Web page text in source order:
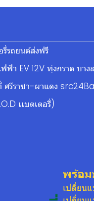
รถยนต์ส่งฟรี
ฟ้า EV 12V ทุ่งกราด บาง
ศรีราชา-ผาแดง
เเบตเตอรี่)
พร้อม
เปลี่ยน